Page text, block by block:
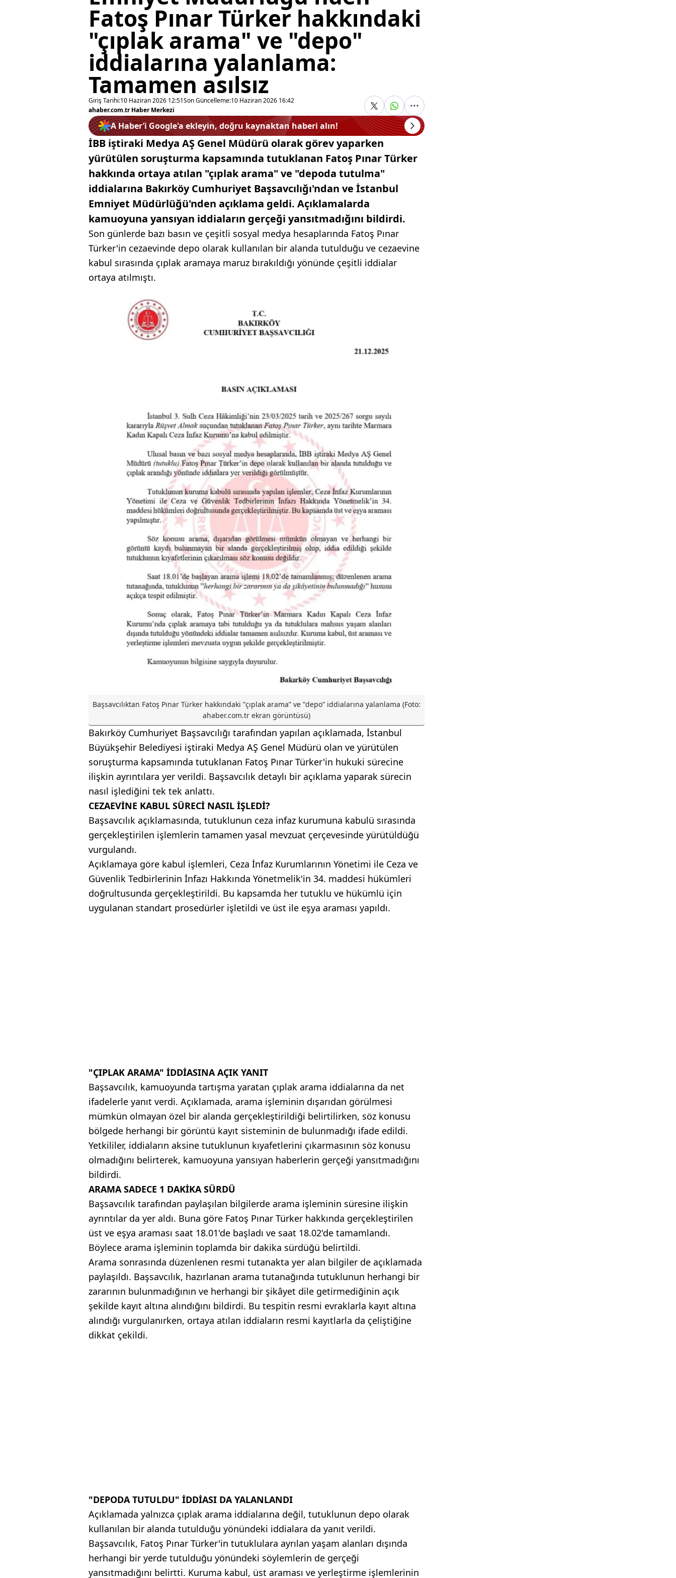
Fatoş Pınar Türker hakkındaki
"çıplak arama" ve "depo"
iddialarına yalanlama:
Tamamen asılsız
Giriş Tarihi:10 Haziran 2026 12:51Son Güncelleme:10 Haziran 2026 16:42
ahaber.com.tr Haber Merkezi
A Haber’i Google'a ekleyin, doğru kaynaktan haberi alın!
İBB iştiraki Medya AŞ Genel Müdürü olarak görev yaparken
yürütülen soruşturma kapsamında tutuklanan Fatoş Pınar Türker
hakkında ortaya atılan "çıplak arama" ve "depoda tutulma"
iddialarına Bakırköy Cumhuriyet Başsavcılığı'ndan ve İstanbul
Emniyet Müdürlüğü'nden açıklama geldi. Açıklamalarda
kamuoyuna yansıyan iddiaların gerçeği yansıtmadığını bildirdi.
Son günlerde bazı basın ve çeşitli sosyal medya hesaplarında Fatoş Pınar
Türker'in cezaevinde depo olarak kullanılan bir alanda tutulduğu ve cezaevine
kabul sırasında çıplak aramaya maruz bırakıldığı yönünde çeşitli iddialar
ortaya atılmıştı.
Başsavcılıktan Fatoş Pınar Türker hakkındaki ʺçıplak aramaʺ ve ʺdepoʺ iddialarına yalanlama (Foto:
ahaber.com.tr ekran görüntüsü)
Bakırköy Cumhuriyet Başsavcılığı tarafından yapılan açıklamada, İstanbul
Büyükşehir Belediyesi iştiraki Medya AŞ Genel Müdürü olan ve yürütülen
soruşturma kapsamında tutuklanan Fatoş Pınar Türker'in hukuki sürecine
ilişkin ayrıntılara yer verildi. Başsavcılık detaylı bir açıklama yaparak sürecin
nasıl işlediğini tek tek anlattı.
CEZAEVİNE KABUL SÜRECİ NASIL İŞLEDİ?
Başsavcılık açıklamasında, tutuklunun ceza infaz kurumuna kabulü sırasında
gerçekleştirilen işlemlerin tamamen yasal mevzuat çerçevesinde yürütüldüğü
vurgulandı.
Açıklamaya göre kabul işlemleri, Ceza İnfaz Kurumlarının Yönetimi ile Ceza ve
Güvenlik Tedbirlerinin İnfazı Hakkında Yönetmelik'in 34. maddesi hükümleri
doğrultusunda gerçekleştirildi. Bu kapsamda her tutuklu ve hükümlü için
uygulanan standart prosedürler işletildi ve üst ile eşya araması yapıldı.
"ÇIPLAK ARAMA" İDDİASINA AÇIK YANIT
Başsavcılık, kamuoyunda tartışma yaratan çıplak arama iddialarına da net
ifadelerle yanıt verdi. Açıklamada, arama işleminin dışarıdan görülmesi
mümkün olmayan özel bir alanda gerçekleştirildiği belirtilirken, söz konusu
bölgede herhangi bir görüntü kayıt sisteminin de bulunmadığı ifade edildi.
Yetkililer, iddiaların aksine tutuklunun kıyafetlerini çıkarmasının söz konusu
olmadığını belirterek, kamuoyuna yansıyan haberlerin gerçeği yansıtmadığını
bildirdi.
ARAMA SADECE 1 DAKİKA SÜRDÜ
Başsavcılık tarafından paylaşılan bilgilerde arama işleminin süresine ilişkin
ayrıntılar da yer aldı. Buna göre Fatoş Pınar Türker hakkında gerçekleştirilen
üst ve eşya araması saat 18.01'de başladı ve saat 18.02'de tamamlandı.
Böylece arama işleminin toplamda bir dakika sürdüğü belirtildi.
Arama sonrasında düzenlenen resmi tutanakta yer alan bilgiler de açıklamada
paylaşıldı. Başsavcılık, hazırlanan arama tutanağında tutuklunun herhangi bir
zararının bulunmadığının ve herhangi bir şikâyet dile getirmediğinin açık
şekilde kayıt altına alındığını bildirdi. Bu tespitin resmi evraklarla kayıt altına
alındığı vurgulanırken, ortaya atılan iddiaların resmi kayıtlarla da çeliştiğine
dikkat çekildi.
"DEPODA TUTULDU" İDDİASI DA YALANLANDI
Açıklamada yalnızca çıplak arama iddialarına değil, tutuklunun depo olarak
kullanılan bir alanda tutulduğu yönündeki iddialara da yanıt verildi.
Başsavcılık, Fatoş Pınar Türker'in tutuklulara ayrılan yaşam alanları dışında
herhangi bir yerde tutulduğu yönündeki söylemlerin de gerçeği
yansıtmadığını belirtti. Kuruma kabul, üst araması ve yerleştirme işlemlerinin